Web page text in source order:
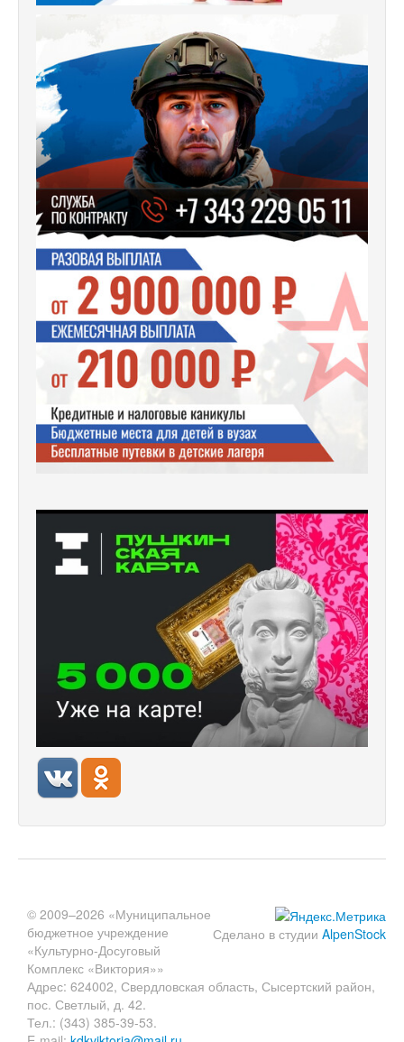
Сделано в студии AlpenStock
© 2009–2026 «Муниципальное
бюджетное учреждение
«Культурно-Досуговый
Комплекс «Виктория»»
Адрес: 624002, Свердловская область, Сысертский район,
пос. Светлый, д. 42.
Тел.: (343) 385-39-53.